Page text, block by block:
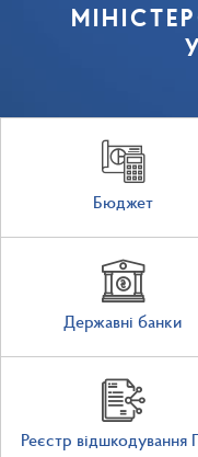
Бюджет
Державні банки
Реєстр відшкодування